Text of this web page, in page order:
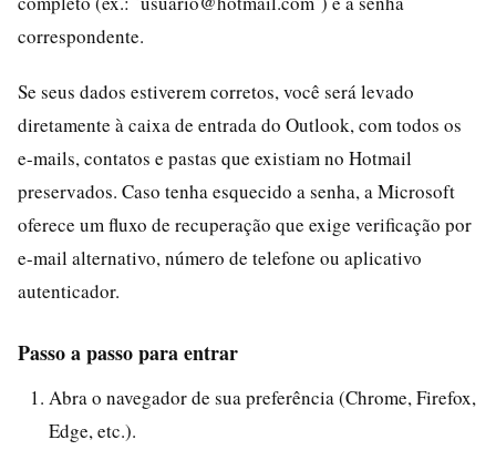
correspondente.
Se seus dados estiverem corretos, você será levado
diretamente à caixa de entrada do Outlook, com todos os
e-mails, contatos e pastas que existiam no Hotmail
preservados. Caso tenha esquecido a senha, a Microsoft
oferece um fluxo de recuperação que exige verificação por
e-mail alternativo, número de telefone ou aplicativo
autenticador.
Passo a passo para entrar
Abra o navegador de sua preferência (Chrome, Firefox,
Edge, etc.).